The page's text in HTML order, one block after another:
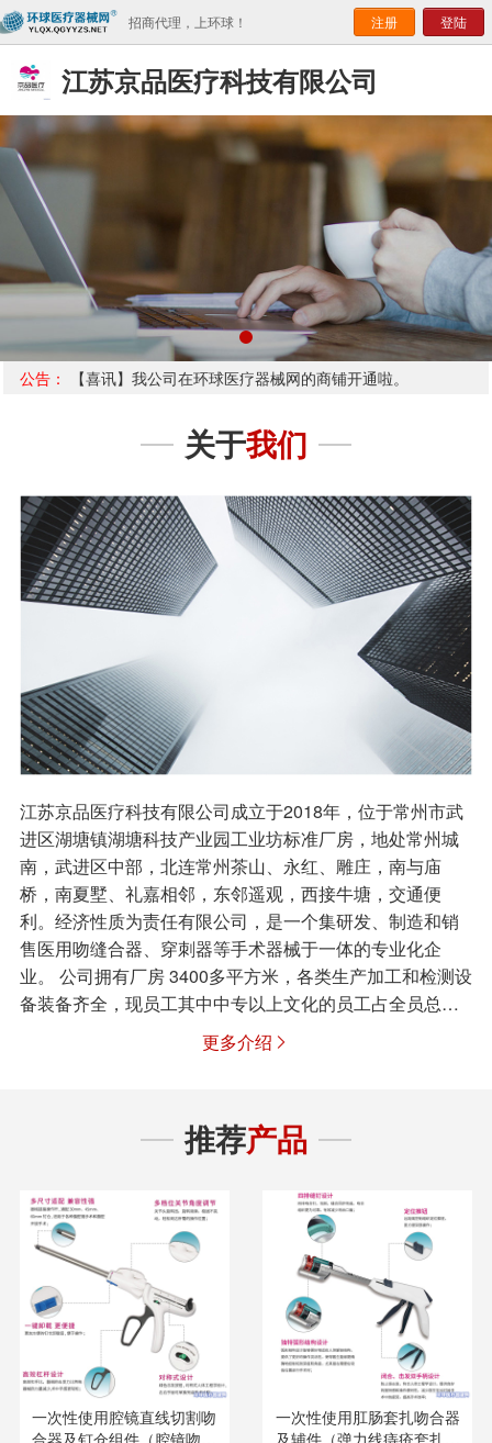
招商代理，上环球！ 注册 登陆
江苏京品医疗科技有限公司
公告： 【喜讯】我公司在环球医疗器械网的商铺开通啦。
关于我们
江苏京品医疗科技有限公司成立于2018年，位于常州市武
进区湖塘镇湖塘科技产业园工业坊标准厂房，地处常州城
南，武进区中部，北连常州茶山、永红、雕庄，南与庙
桥，南夏墅、礼嘉相邻，东邻遥观，西接牛塘，交通便
利。经济性质为责任有限公司，是一个集研发、制造和销
售医用吻缝合器、穿刺器等手术器械于一体的专业化企
业。 公司拥有厂房 3400多平方米，各类生产加工和检测设
备装备齐全，现员工其中中专以上文化的员工占全员总…
更多介绍 
推荐产品
一次性使用腔镜直线切割吻
合器及钉仓组件（腔镜吻合
一次性使用肛肠套扎吻合器
及辅件（弹力线痔疮套扎吻